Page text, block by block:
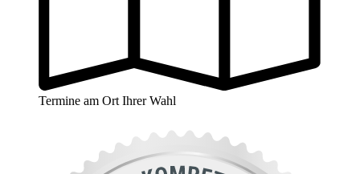
Termine am Ort Ihrer Wahl